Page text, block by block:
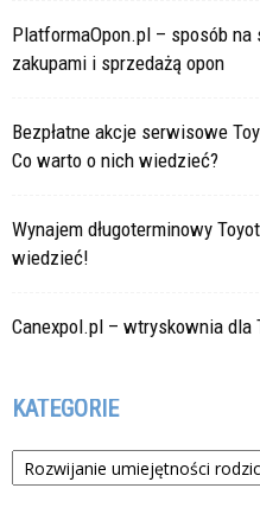
PlatformaOpon.pl – sposób
zakupami i sprzedażą opon
Bezpłatne akcje serwisowe
Co warto o nich wiedzieć?
Wynajem długoterminowy
wiedzieć!
Canexpol.pl – wtryskownia dla
KATEGORIE
Kategorie